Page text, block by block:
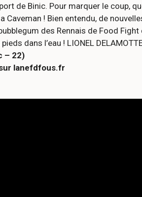
de Binic. Pour marquer le coup,
Caveman ! Bien entendu, de
des Rennais de Food
dans l’eau ! LIONEL
– 22)
lanefdfous.fr